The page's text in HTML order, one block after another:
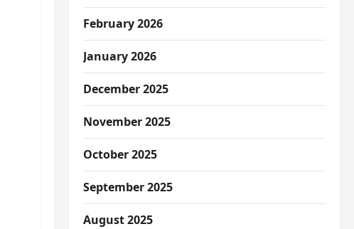
February 2026
January 2026
December 2025
November 2025
October 2025
September 2025
August 2025